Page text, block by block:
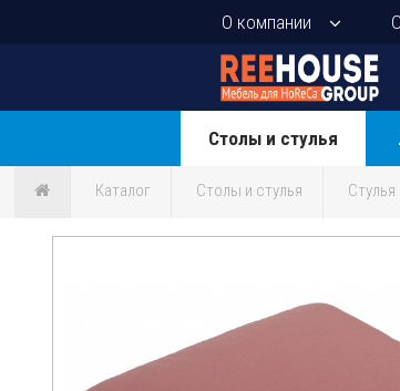
О компании
Столы и стулья
Каталог Столы и стулья